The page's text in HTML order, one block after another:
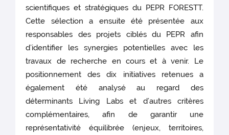
scientifiques et stratégiques du PEPR FORESTT.
Cette sélection a ensuite été présentée aux
responsables des projets ciblés du PEPR afin
d’identifier les synergies potentielles avec les
travaux de recherche en cours et à venir. Le
positionnement des dix initiatives retenues a
également été analysé au regard des
déterminants Living Labs et d’autres critères
complémentaires, afin de garantir une
représentativité équilibrée (enjeux, territoires,